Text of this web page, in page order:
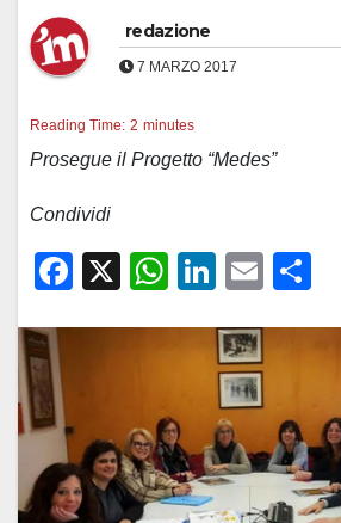
redazione
7 MARZO 2017
Reading Time: 2 minutes
Prosegue il Progetto “Medes”
Condividi
F
b
o
o
X
W
at
A
p
p
Li
k
e
dI
n
E
ail n
vi
di